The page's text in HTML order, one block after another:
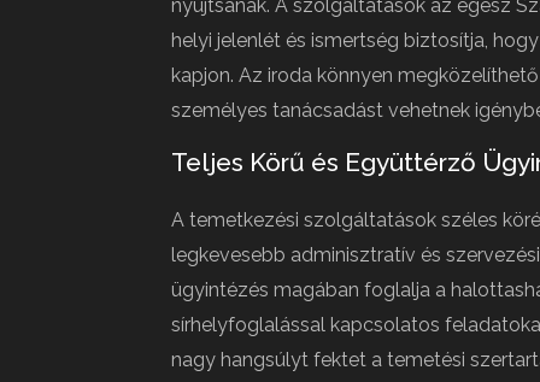
nyújtsanak. A szolgáltatások az egész
helyi jelenlét és ismertség biztosítja,
kapjon. Az iroda könnyen
személyes tanácsadást vehetnek
Teljes Körű és Együttérző
A temetkezési szolgáltatások széles
legkevesebb adminisztratív és
ügyintézés magában foglalja a
sírhelyfoglalással kapcsolatos
nagy hangsúlyt fektet a temetési